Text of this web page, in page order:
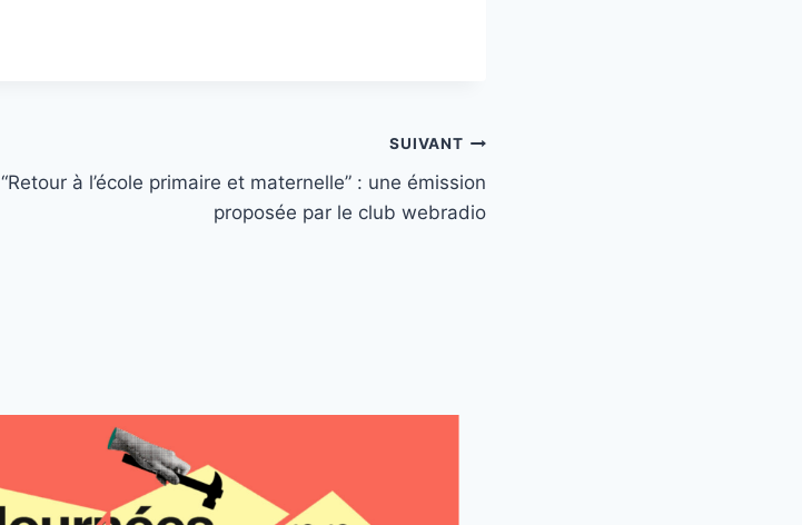
SUIVANT
“Retour à l’école primaire et maternelle” : une émission
proposée par le club webradio